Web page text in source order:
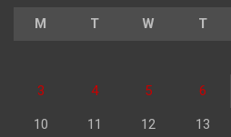
M T W T
3 4 5 6
10 11 12 13